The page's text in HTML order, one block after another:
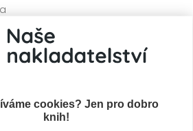
cookies? Jen pro dobro
knih!